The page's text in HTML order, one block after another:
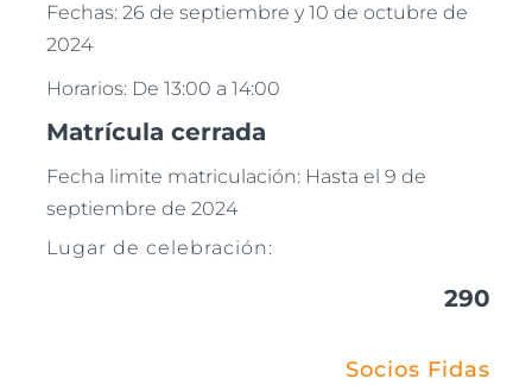
Fechas: 26 de septiembre y 10 de octubre de
2024
Horarios: De 13:00 a 14:00
Matrícula cerrada
Fecha limite matriculación: Hasta el 9 de
septiembre de 2024
Lugar de celebración:
290
Socios Fidas